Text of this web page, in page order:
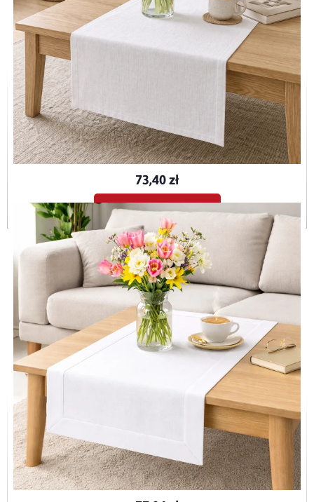
Bieżnik plamoodporny P130 biały O3
BIE-P130-BIA-O3-40x120
73,40 zł
Dodaj do koszyka
Bieżnik plamoodporny P130 biały O5
BIE-P130-BIA-O5-40x120